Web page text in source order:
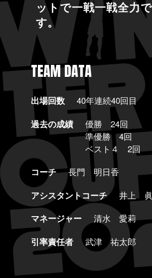
ットで一戦一戦全力
す。
TEAM DATA
出場回数
40年連続40回目
過去の成績
優勝 24回
準優勝 4回
ベスト４ 2回
コーチ
長門 明日香
アシスタントコーチ
井上
マネージャー
清水 愛莉
引率責任者
武津 祐太郎